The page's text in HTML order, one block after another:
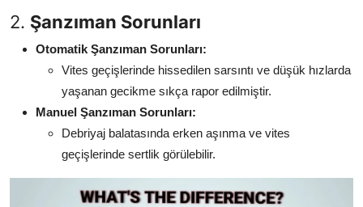
2. Şanzıman Sorunları
Otomatik Şanzıman Sorunları:
Vites geçişlerinde hissedilen sarsıntı ve düşük hızlarda
yaşanan gecikme sıkça rapor edilmiştir.
Manuel Şanzıman Sorunları:
Debriyaj balatasında erken aşınma ve vites
geçişlerinde sertlik görülebilir.